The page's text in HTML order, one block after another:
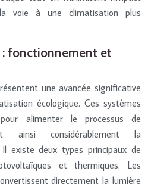
voie à une climatisation plus
: fonctionnement et
une avancée significative
écologique. Ces systèmes
alimenter le processus de
ainsi considérablement la
Il existe deux types principaux de
et thermiques. Les
directement la lumière